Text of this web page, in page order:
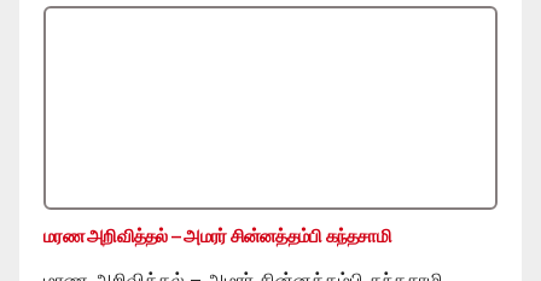
மரண அறிவித்தல் – அமரர் சின்னத்தம்பி கந்தசாமி